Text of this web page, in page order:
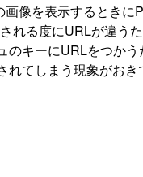
像を表示するときに
れる度にURLが違う
のキーにURLをつか
れてしまう現象がお